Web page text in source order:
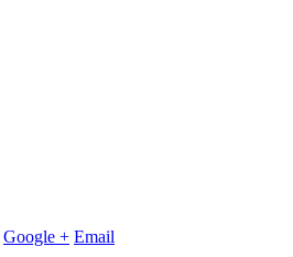
Google + Email